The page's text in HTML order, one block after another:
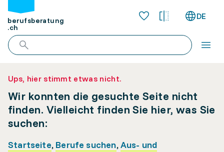
berufsberatung
.ch
DE
Ups, hier stimmt etwas nicht.
Wir konnten die gesuchte Seite nicht
finden. Vielleicht finden Sie hier, was Sie
suchen:
Startseite, Berufe suchen,Aus- und